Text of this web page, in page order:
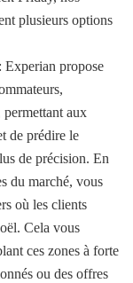
plusieurs options
Experian propose
permettant aux
de prédire le
de précision. En
du marché, vous
où les clients
Cela vous
ces zones à forte
ou des offres